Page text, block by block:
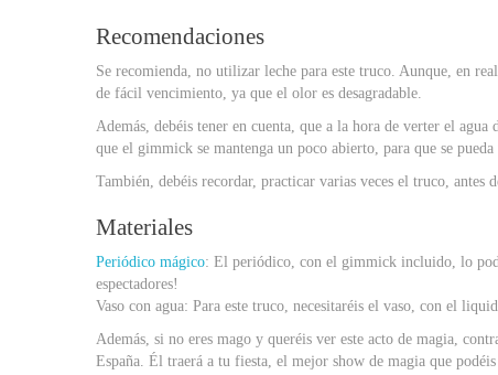
Recomendaciones
Se recomienda, no utilizar leche para este truco. Aunque, en
de fácil vencimiento, ya que el olor es desagradable.
Además, debéis tener en cuenta, que a la hora de verter el
que el gimmick se mantenga un poco abierto, para que se
También, debéis recordar, practicar varias veces el truco, antes
Materiales
Periódico mágico: El periódico, con el gimmick incluido, lo
espectadores!
Vaso con agua: Para este truco, necesitaréis el vaso, con el
Además, si no eres mago y queréis ver este acto de magia,
España. Él traerá a tu fiesta, el mejor show de magia que